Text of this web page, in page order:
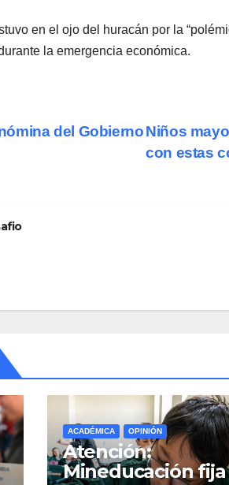
en el ojo del huracán por la
la emergencia económica.
Niños
con estas
del Gobierno
ACADÉMICA OPINIÓN
Atención:
Mineducación fija